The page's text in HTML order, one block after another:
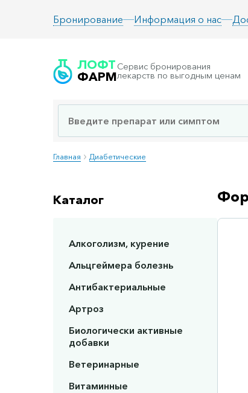
Бронирование Информация о нас
ЛОФТ
ФАРМ
Сервис бронирования
лекарств по выгодным ценам
Главная Диабетические
Каталог
Алкоголизм, курение
Альцгеймера болезнь
Антибактериальные
Артроз
Биологически активные
добавки
Ветеринарные
Витаминные